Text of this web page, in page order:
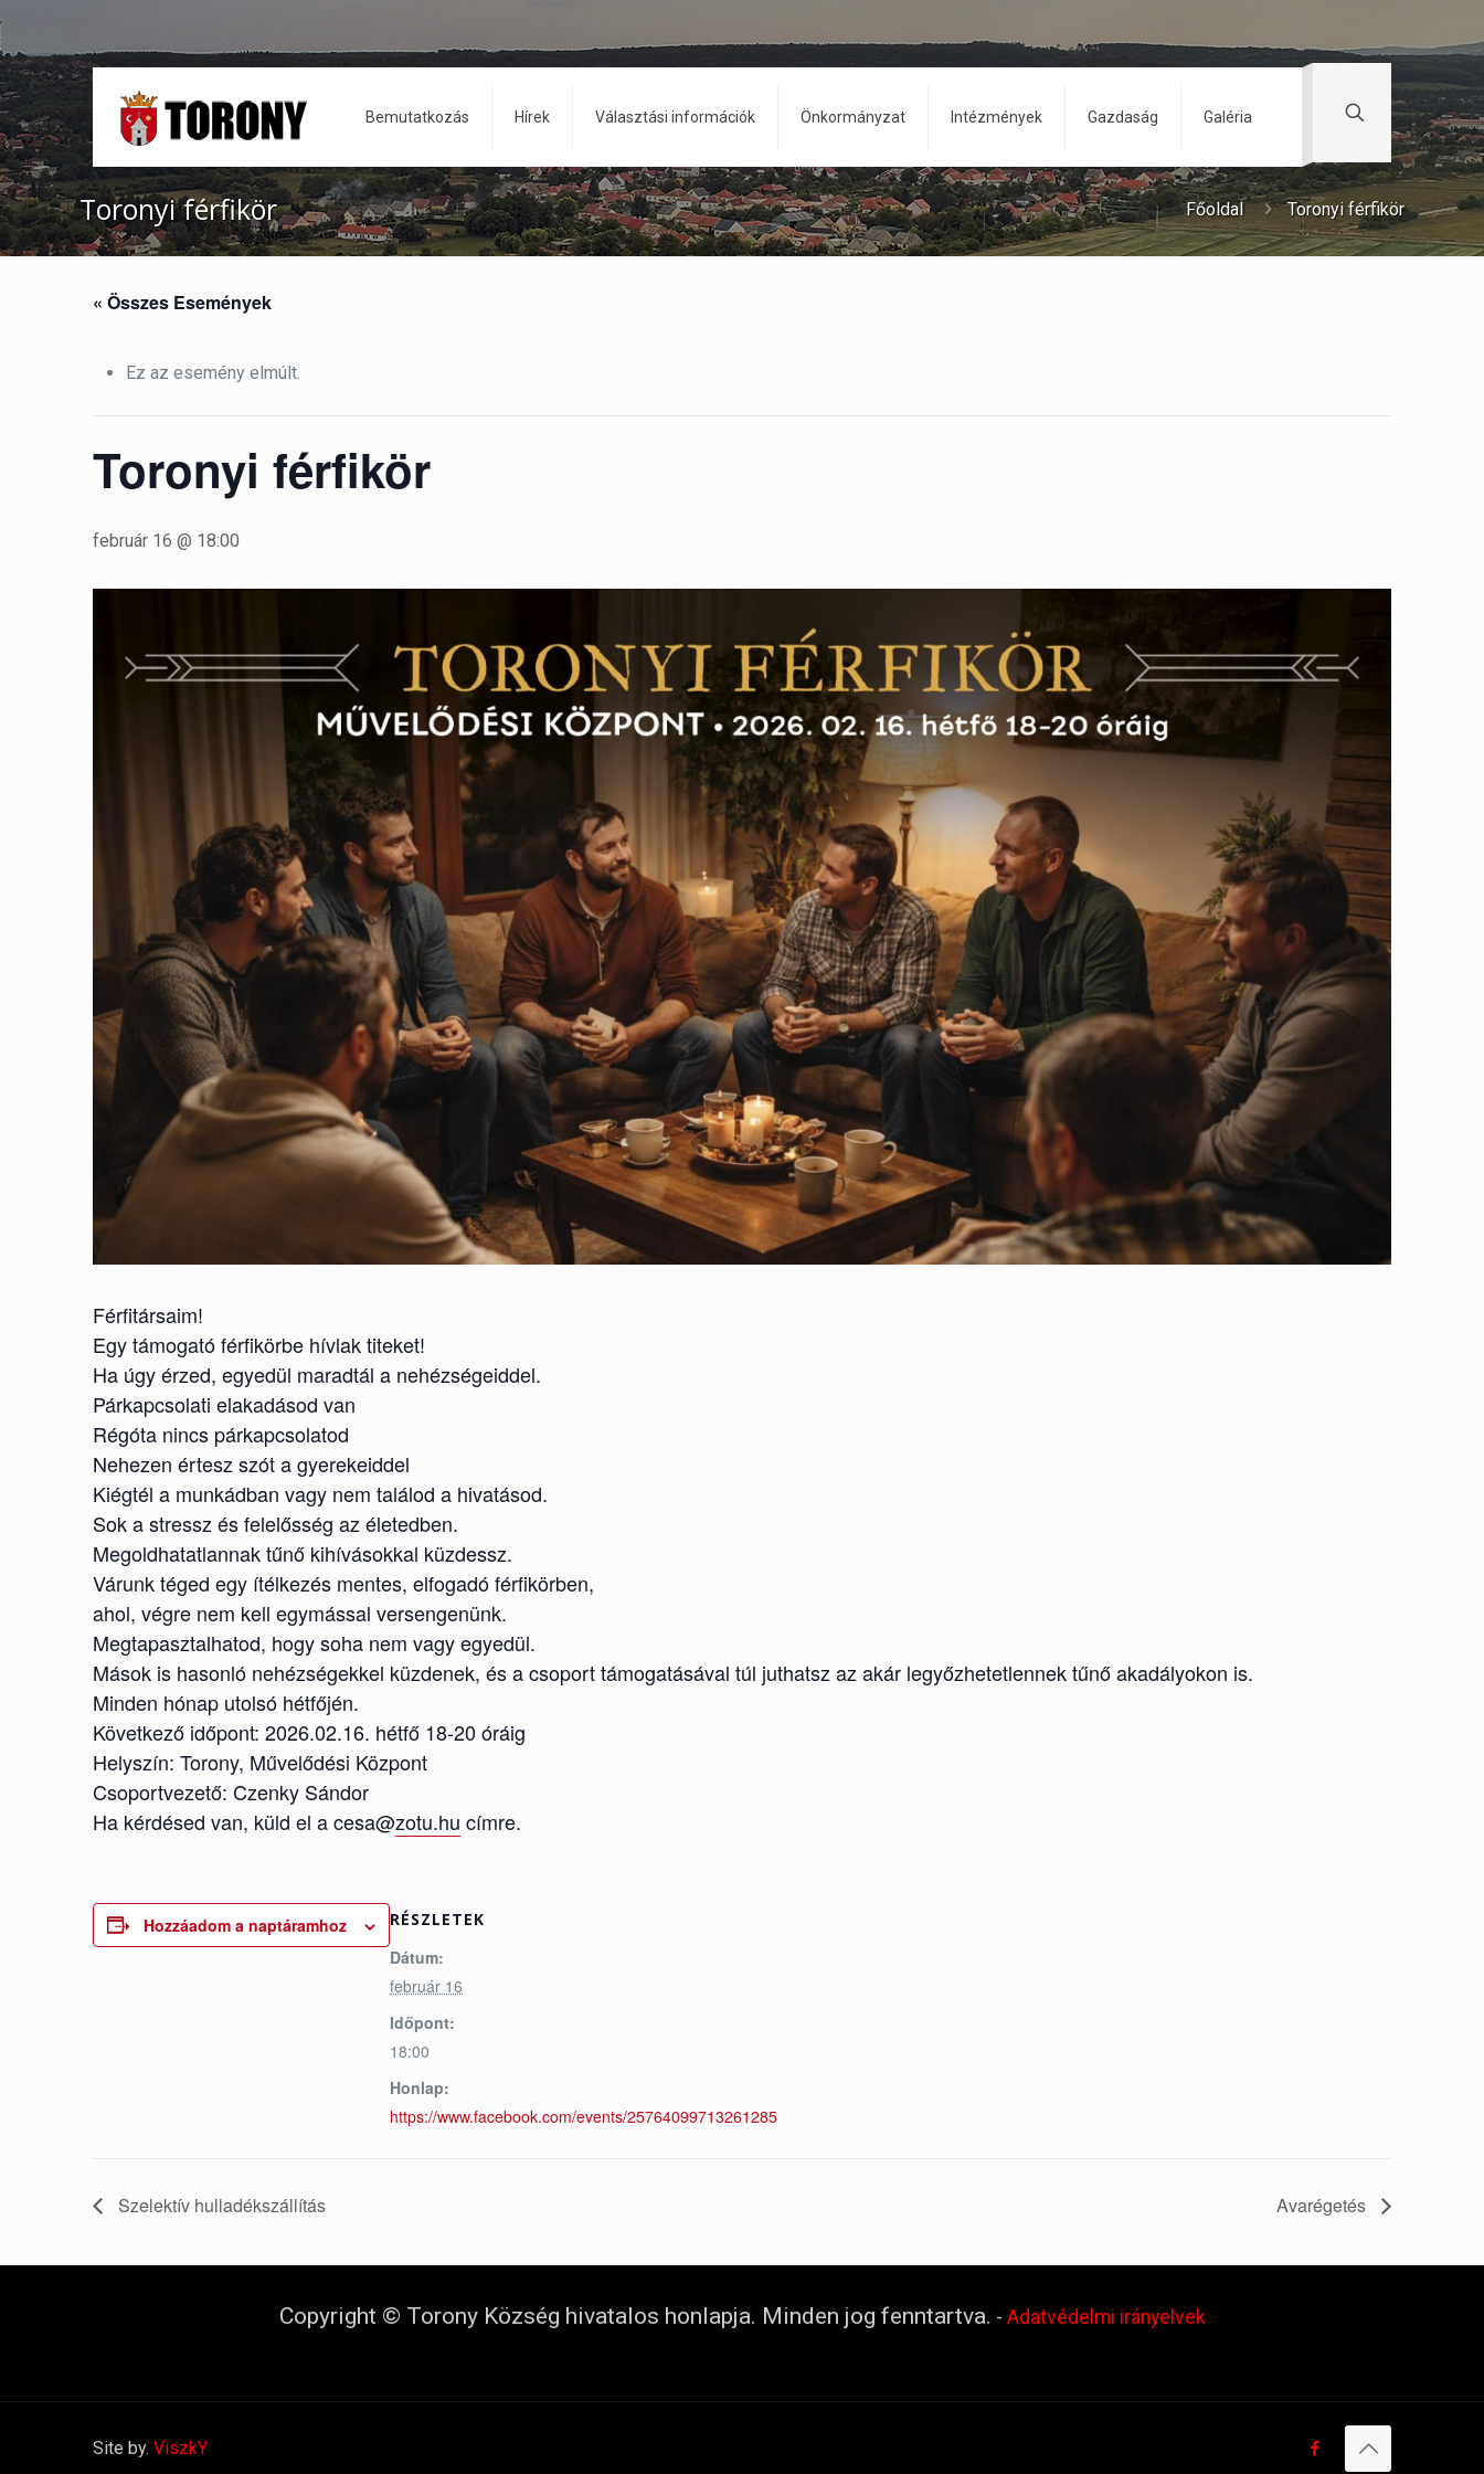
Bemutatkozás Hírek Választási információk Önkormányzat Intézmények Gazdaság Galéria
Toronyi férfikör Főoldal Toronyi férfikör
« Összes Események
Ez az esemény elmúlt.
Toronyi férfikör
február 16 @ 18:00
Férfitársaim!
Egy támogató férfikörbe hívlak titeket!
Ha úgy érzed, egyedül maradtál a nehézségeiddel.
Párkapcsolati elakadásod van
Régóta nincs párkapcsolatod
Nehezen értesz szót a gyerekeiddel
Kiégtél a munkádban vagy nem találod a hivatásod.
Sok a stressz és felelősség az életedben.
Megoldhatatlannak tűnő kihívásokkal küzdessz.
Várunk téged egy ítélkezés mentes, elfogadó férfikörben,
ahol, végre nem kell egymással versengenünk.
Megtapasztalhatod, hogy soha nem vagy egyedül.
Mások is hasonló nehézségekkel küzdenek, és a csoport támogatásával túl juthatsz az akár legyőzhetetlennek tűnő akadályokon is.
Minden hónap utolsó hétfőjén.
Következő időpont: 2026.02.16. hétfő 18-20 óráig
Helyszín: Torony, Művelődési Központ
Csoportvezető: Czenky Sándor
Ha kérdésed van, küld el a cesa@zotu.hu címre.
Hozzáadom a naptáramhoz RÉSZLETEK
Dátum:
február 16
Időpont:
18:00
Honlap:
https://www.facebook.com/events/25764099713261285
Szelektív hulladékszállítás Avarégetés
Copyright © Torony Község hivatalos honlapja. Minden jog fenntartva. - Adatvédelmi irányelvek
Site by. ViszkY